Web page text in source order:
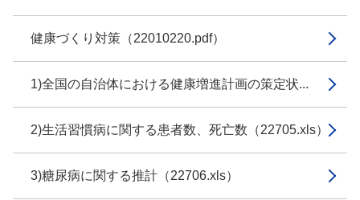
健康づくり対策（22010220.pdf）
1)全国の自治体における健康増進計画の策定状...
2)生活習慣病に関する患者数、死亡数（22705.xls）
3)糖尿病に関する推計（22706.xls）